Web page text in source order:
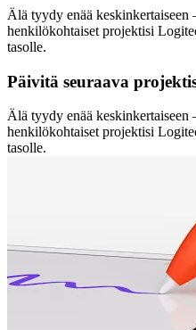
Älä tyydy enää keskinkertaiseen
henkilökohtaiset projektisi
tasolle.
Päivitä seuraava
Älä tyydy enää keskinkertaiseen
henkilökohtaiset projektisi
tasolle.